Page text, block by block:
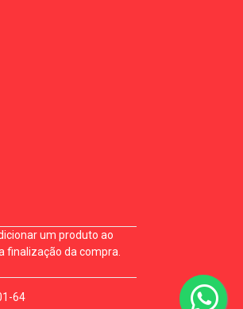
um produto ao
finalização da compra.
64